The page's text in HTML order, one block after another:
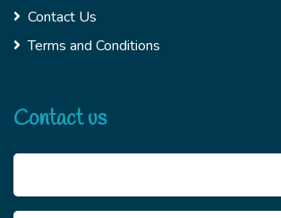
Contact Us
Terms and Conditions
Contact us